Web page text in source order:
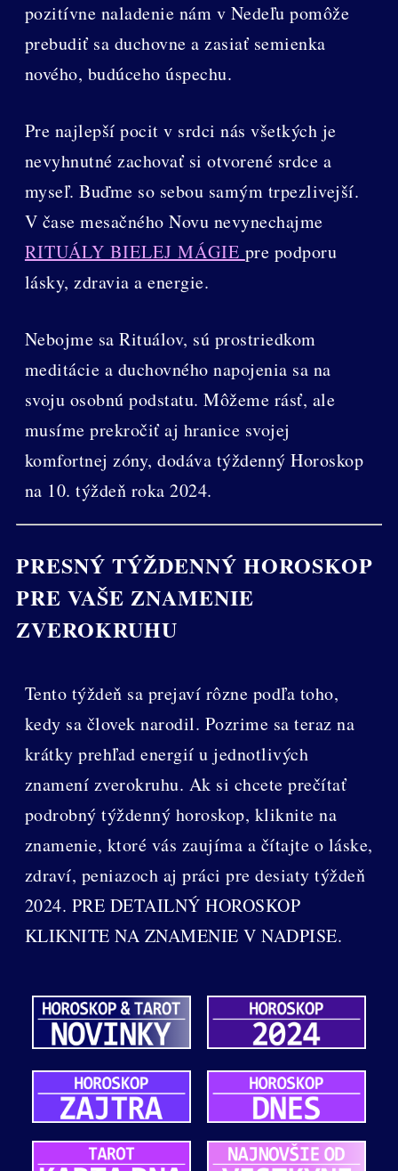
pozitívne naladenie nám v Nedeľu pomôže
prebudiť sa duchovne a zasiať semienka
nového, budúceho úspechu.
Pre najlepší pocit v srdci nás všetkých je
nevyhnutné zachovať si otvorené srdce a
myseľ. Buďme so sebou samým trpezlivejší.
V čase mesačného Novu nevynechajme
RITUÁLY BIELEJ MÁGIE pre podporu
lásky, zdravia a energie.
Nebojme sa Rituálov, sú prostriedkom
meditácie a duchovného napojenia sa na
svoju osobnú podstatu. Môžeme rásť, ale
musíme prekročiť aj hranice svojej
komfortnej zóny, dodáva týždenný Horoskop
na 10. týždeň roka 2024.
PRESNÝ TÝŽDENNÝ HOROSKOP
PRE VAŠE ZNAMENIE
ZVEROKRUHU
Tento týždeň sa prejaví rôzne podľa toho,
kedy sa človek narodil. Pozrime sa teraz na
krátky prehľad energií u jednotlivých
znamení zverokruhu. Ak si chcete prečítať
podrobný týždenný horoskop, kliknite na
znamenie, ktoré vás zaujíma a čítajte o láske,
zdraví, peniazoch aj práci pre desiaty týždeň
2024. PRE DETAILNÝ HOROSKOP
KLIKNITE NA ZNAMENIE V NADPISE.